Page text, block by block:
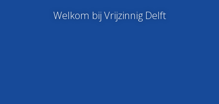
Welkom bij Vrijzinnig Delft